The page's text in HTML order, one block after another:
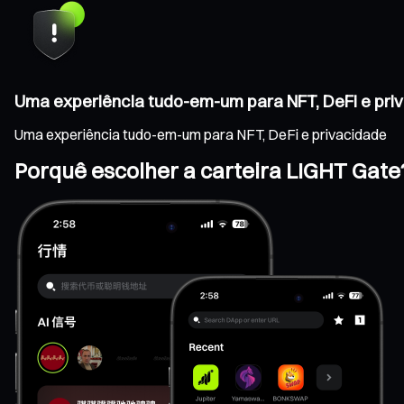
Uma experiência tudo-em-um para NFT, DeFi e
Uma experiência tudo-em-um para NFT, DeFi e privacidade
Porquê escolher a carteira LIGHT